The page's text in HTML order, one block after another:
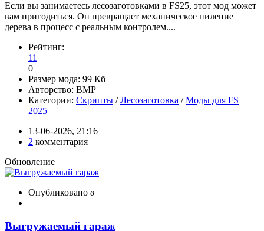
Если вы занимаетесь лесозаготовками в FS25, этот мод может
вам пригодиться. Он превращает механическое пиление
дерева в процесс с реальным контролем....
Рейтинг:
11
0
Размер мода: 99 Кб
Авторство: BMP
Категории: Скрипты /Лесозаготовка /Моды для FS
2025
13-06-2026, 21:16
2 комментария
Обновление
Опубликовано в
Выгружаемый гараж